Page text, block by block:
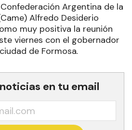
Argentina de la
Alfredo Desiderio
muy positiva la reunión
viernes con el gobernador
de Formosa.
en tu email